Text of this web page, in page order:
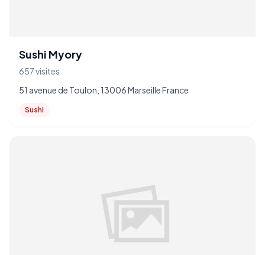
Sushi Myory
657 visites
51 avenue de Toulon, 13006 Marseille France
Sushi